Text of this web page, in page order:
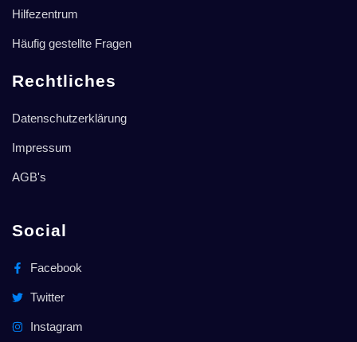
Hilfezentrum
Häufig gestellte Fragen
Rechtliches
Datenschutzerklärung
Impressum
AGB's
Social
Facebook
Twitter
Instagram